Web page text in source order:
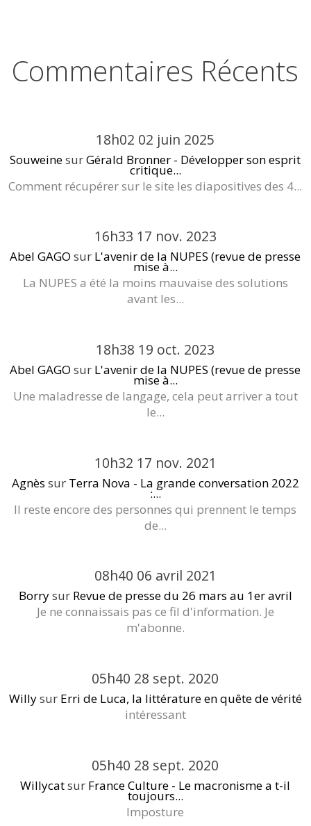
Commentaires Récents
18h02 02 juin 2025
SouweinesurGérald Bronner - Développer son esprit
critique...
Comment récupérer sur le site les diapositives des 4...
16h33 17 nov. 2023
Abel GAGO sur L'avenir de la NUPES (revue de presse
mise à...
La NUPES a été la moins mauvaise des solutions
avant les...
18h38 19 oct. 2023
Abel GAGO sur L'avenir de la NUPES (revue de presse
mise à...
Une maladresse de langage, cela peut arriver a tout
le...
10h32 17 nov. 2021
Agnès sur Terra Nova - La grande conversation 2022
:...
Il reste encore des personnes qui prennent le temps
de...
08h40 06 avril 2021
Borrysur Revue de presse du 26 mars au 1er avril
Je ne connaissais pas ce fil d'information. Je
m'abonne.
05h40 28 sept. 2020
Willysur Erri de Luca, la littérature en quête de vérité
intéressant
05h40 28 sept. 2020
Willycatsur France Culture - Le macronisme a t-il
toujours...
Imposture